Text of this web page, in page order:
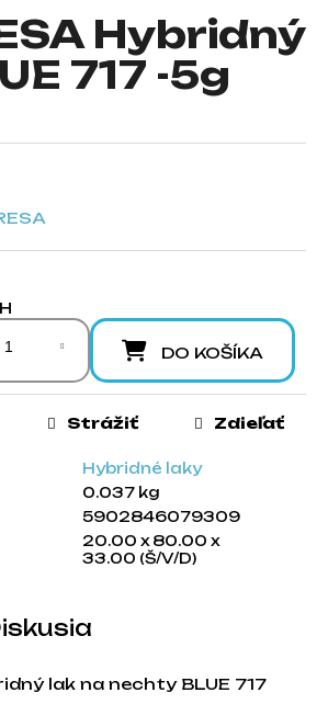
Hybridný
717 -5g
DO KOŠÍKA
Hybridné laky
0.037 kg
5902846079309
20.00 x 80.00 x
33.00 (Š/V/D)
Strážiť Zdieľať
lak na nechty BLUE 717
HĽADAŤ